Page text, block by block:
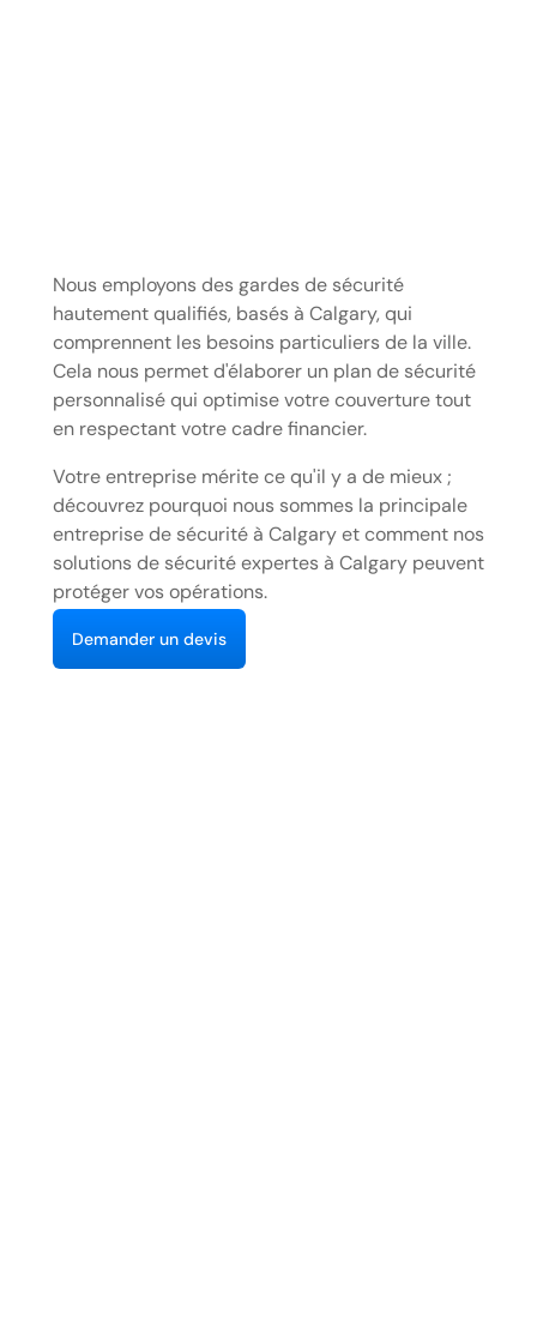
Nous employons des gardes de sécurité
hautement qualifiés, basés à Calgary, qui
comprennent les besoins particuliers de la ville.
Cela nous permet d'élaborer un plan de sécurité
personnalisé qui optimise votre couverture tout
en respectant votre cadre financier.
Votre entreprise mérite ce qu'il y a de mieux ;
découvrez pourquoi nous sommes la principale
entreprise de sécurité à Calgary et comment nos
solutions de sécurité expertes à Calgary peuvent
protéger vos opérations.
Demander un devis